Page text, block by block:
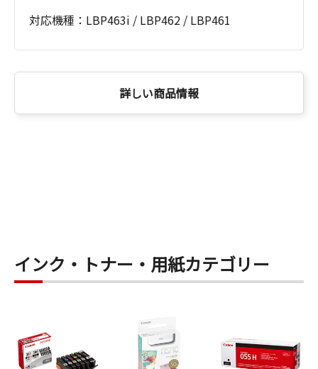
対応機種：LBP463i / LBP462 / LBP461
詳しい商品情報
インク・トナー・用紙カテゴリー